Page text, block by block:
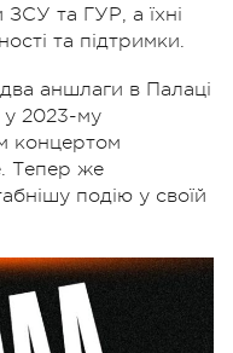
ЗСУ та ГУР, а їхні
та підтримки.
аншлаги в Палаці
у 2023-му
концертом
Тепер же
подію у своїй